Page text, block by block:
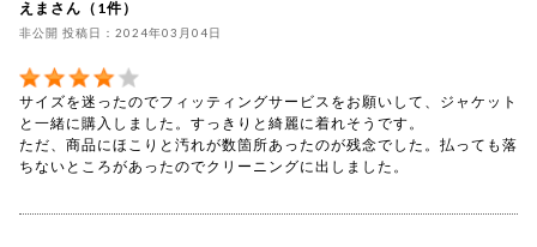
えまさん（1件）
非公開 投稿日：2024年03月04日
サイズを迷ったのでフィッティングサービスをお願いして、ジャケット
と一緒に購入しました。すっきりと綺麗に着れそうです。
ただ、商品にほこりと汚れが数箇所あったのが残念でした。払っても落
ちないところがあったのでクリーニングに出しました。